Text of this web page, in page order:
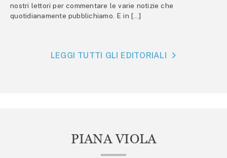
nostri lettori per commentare le varie notizie che
quotidianamente pubblichiamo. E in […]
LEGGI TUTTI GLI EDITORIALI
PIANA VIOLA